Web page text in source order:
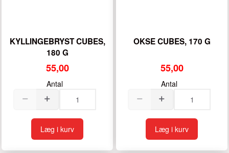
KYLLINGEBRYST CUBES,
180 G
55,00
Antal
Læg i kurv
OKSE CUBES, 170 G
55,00
Antal
Læg i kurv